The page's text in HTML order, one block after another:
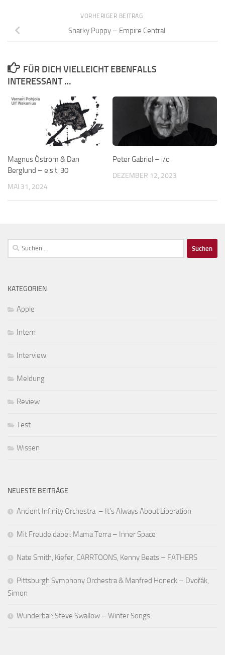
VORHERIGER BEITRAG
Snarky Puppy – Empire Central
FÜR DICH VIELLEICHT EBENFALLS
INTERESSANT …
Magnus Öström & Dan
Berglund – e.s.t. 30
MAI 31, 2024
Peter Gabriel – i/o
DEZEMBER 12, 2023
Suchen
nach:
KATEGORIEN
Apple
Intern
Interview
Meldung
Review
Test
Wissen
NEUESTE BEITRÄGE
Ancient Infinity Orchestra – It’s Always About Liberation
Mit Freude dabei: Mama Terra – Inner Space
Nate Smith, Kiefer, CARRTOONS, Kenny Beats – FATHERS
Pittsburgh Symphony Orchestra & Manfred Honeck – Dvořák,
Simon
Wunderbar: Steve Swallow – Winter Songs